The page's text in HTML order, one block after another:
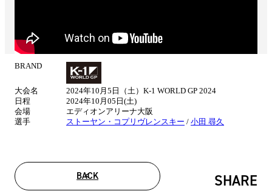
BRAND
大会名
2024年10月5日（土）K-1 WORLD GP 2024
日程
2024年10月05日(土)
会場
エディオンアリーナ大阪
選手
ストーヤン・コプリヴレンスキー / 小田 尋久
BACK SHARE